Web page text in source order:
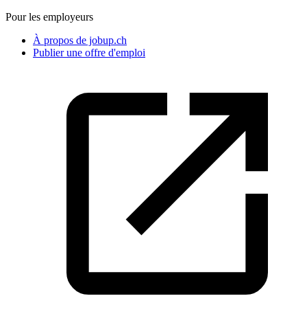
Pour les employeurs
À propos de jobup.ch
Publier une offre d'emploi